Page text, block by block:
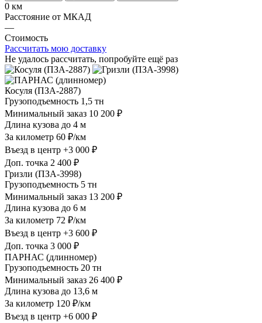
0 км
Расстояние от МКАД
—
Стоимость
Рассчитать мою доставку
Не удалось рассчитать, попробуйте ещё раз
Косуля (ПЗА-2887)
Грузоподъемность 1,5 тн
Минимальный заказ 10 200 ₽
Длина кузова до 4 м
За километр 60 ₽/км
Въезд в центр +3 000 ₽
Доп. точка 2 400 ₽
Гризли (ПЗА-3998)
Грузоподъемность 5 тн
Минимальный заказ 13 200 ₽
Длина кузова до 6 м
За километр 72 ₽/км
Въезд в центр +3 600 ₽
Доп. точка 3 000 ₽
ПАРНАС (длинномер)
Грузоподъемность 20 тн
Минимальный заказ 26 400 ₽
Длина кузова до 13,6 м
За километр 120 ₽/км
Въезд в центр +6 000 ₽